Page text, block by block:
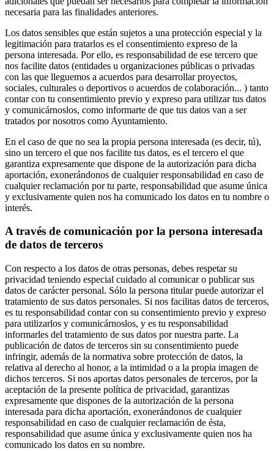
necesaria para las finalidades anteriores.
Los datos sensibles que están sujetos a una protección especial y la
legitimación para tratarlos es el consentimiento expreso de la
persona interesada. Por ello, es responsabilidad de ese tercero que
nos facilite datos (entidades u organizaciones públicas o privadas
con las que lleguemos a acuerdos para desarrollar proyectos,
sociales, culturales o deportivos o acuerdos de colaboración... ) tanto
contar con tu consentimiento previo y expreso para utilizar tus datos
y comunicárnoslos, como informarte de que tus datos van a ser
tratados por nosotros como Ayuntamiento.
En el caso de que no sea la propia persona interesada (es decir, tú),
sino un tercero el que nos facilite tus datos, es el tercero el que
garantiza expresamente que dispone de la autorización para dicha
aportación, exonerándonos de cualquier responsabilidad en caso de
cualquier reclamación por tu parte, responsabilidad que asume única
y exclusivamente quien nos ha comunicado los datos en tu nombre o
interés.
A través de comunicación por la persona interesada
de datos de terceros
Con respecto a los datos de otras personas, debes respetar su
privacidad teniendo especial cuidado al comunicar o publicar sus
datos de carácter personal. Sólo la persona titular puede autorizar el
tratamiento de sus datos personales. Si nos facilitas datos de terceros,
es tu responsabilidad contar con su consentimiento previo y expreso
para utilizarlos y comunicárnoslos, y es tu responsabilidad
informarles del tratamiento de sus datos por nuestra parte. La
publicación de datos de terceros sin su consentimiento puede
infringir, además de la normativa sobre protección de datos, la
relativa al derecho al honor, a la intimidad o a la propia imagen de
dichos terceros. Si nos aportas datos personales de terceros, por la
aceptación de la presente política de privacidad, garantizas
expresamente que dispones de la autorización de la persona
interesada para dicha aportación, exonerándonos de cualquier
responsabilidad en caso de cualquier reclamación de ésta,
responsabilidad que asume única y exclusivamente quien nos ha
comunicado los datos en su nombre.